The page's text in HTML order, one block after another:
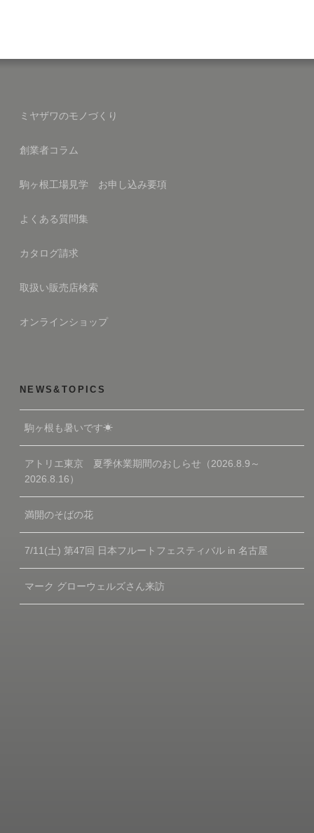
ミヤザワのモノづくり
創業者コラム
駒ヶ根工場見学 お申し込み要項
よくある質問集
カタログ請求
取扱い販売店検索
オンラインショップ
NEWS&TOPICS
駒ヶ根も暑いです☀
アトリエ東京 夏季休業期間のおしらせ（2026.8.9～
2026.8.16）
満開のそばの花
7/11(土) 第47回 日本フルートフェスティバル in 名古屋
マーク グローウェルズさん来訪